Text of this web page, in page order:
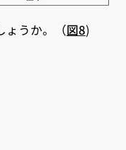
ょうか。（図8)